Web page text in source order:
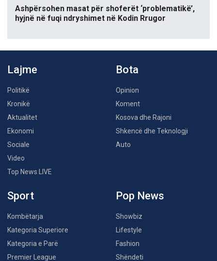
Ashpërsohen masat për shoferët ‘problematikë’,
hyjnë në fuqi ndryshimet në Kodin Rrugor
Lajme
Politikë
Kronikë
Aktualitet
Ekonomi
Sociale
Video
Top News LIVE
Bota
Opinion
Koment
Kosova dhe Rajoni
Shkencë dhe Teknologji
Auto
Sport
Kombëtarja
Kategoria Superiore
Kategoria e Parë
Premier League
Pop News
Showbiz
Lifestyle
Fashion
Shëndeti